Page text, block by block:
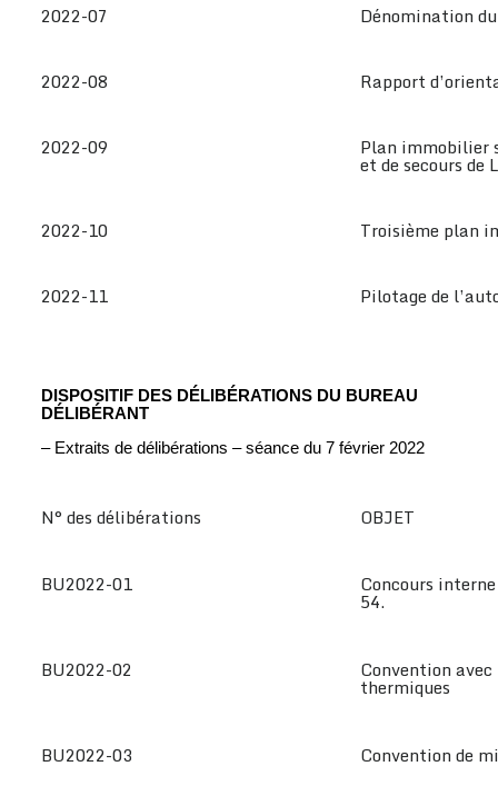
2022-07 Dénomination
2022-08 Rapport
2022-09 Plan immobilier
et de secours de
2022-10 Troisième plan
2022-11 Pilotage de
DISPOSITIF DES DÉLIBÉRATIONS DU BUREAU
DÉLIBÉRANT
– Extraits de délibérations – séance du 7 février 2022
N° des délibérations OBJET
BU2022-01 Concours
54.
BU2022-02 Convention
thermiques
BU2022-03 Convention de